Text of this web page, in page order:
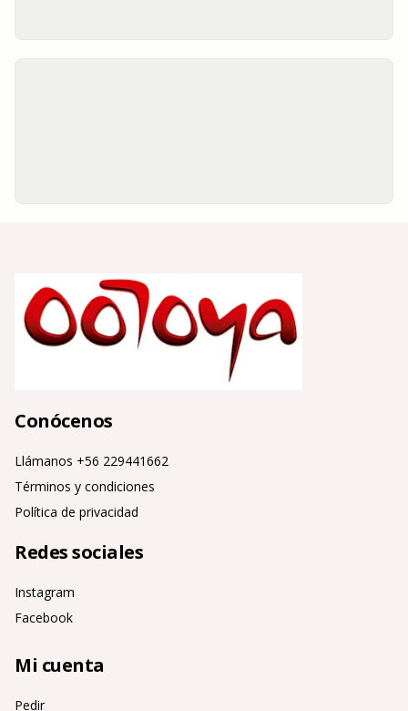
Conócenos
Llámanos +56 229441662
Términos y condiciones
Política de privacidad
Redes sociales
Instagram
Facebook
Mi cuenta
Pedir